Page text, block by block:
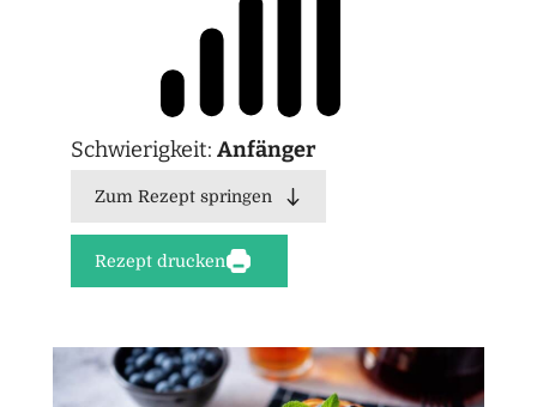
Schwierigkeit: Anfänger
Zum Rezept springen
Rezept drucken